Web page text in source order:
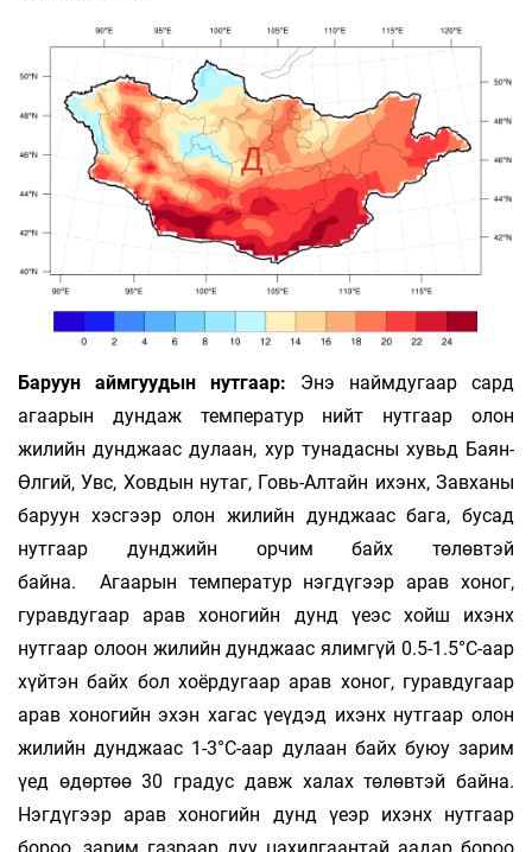
Баруун аймгуудын нутгаар: Энэ наймдугаар сард
агаарын дундаж температур нийт нутгаар олон
жилийн дунджаас дулаан, хур тунадасны хувьд Баян-
Өлгий, Увс, Ховдын нутаг, Говь-Алтайн ихэнх, Завханы
баруун хэсгээр олон жилийн дунджаас бага, бусад
нутгаар дунджийн орчим байх төлөвтэй
байна. Агаарын температур нэгдүгээр арав хоног,
гуравдугаар арав хоногийн дунд үеэс хойш ихэнх
нутгаар олоон жилийн дунджаас ялимгүй 0.5-1.5°С-аар
хүйтэн байх бол хоёрдугаар арав хоног, гуравдугаар
арав хоногийн эхэн хагас үеүдэд ихэнх нутгаар олон
жилийн дунджаас 1-3°С-аар дулаан байх буюу зарим
үед өдөртөө 30 градус давж халах төлөвтэй байна.
Нэгдүгээр арав хоногийн дунд үеэр ихэнх нутгаар